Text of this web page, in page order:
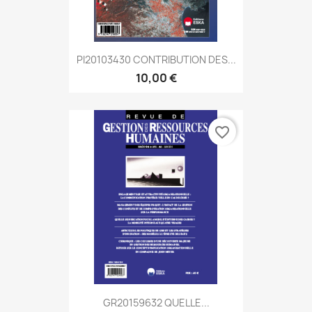
PI20103430 CONTRIBUTION DES...
10,00 €
GR20159632 QUELLE...
favorite_border